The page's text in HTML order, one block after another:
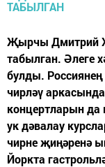
Җырчы Дмитрий
табылган. Әлеге
булды.
чирләү
концертларын да
ук дәвалау
чирне җиңәренә
Йоркта